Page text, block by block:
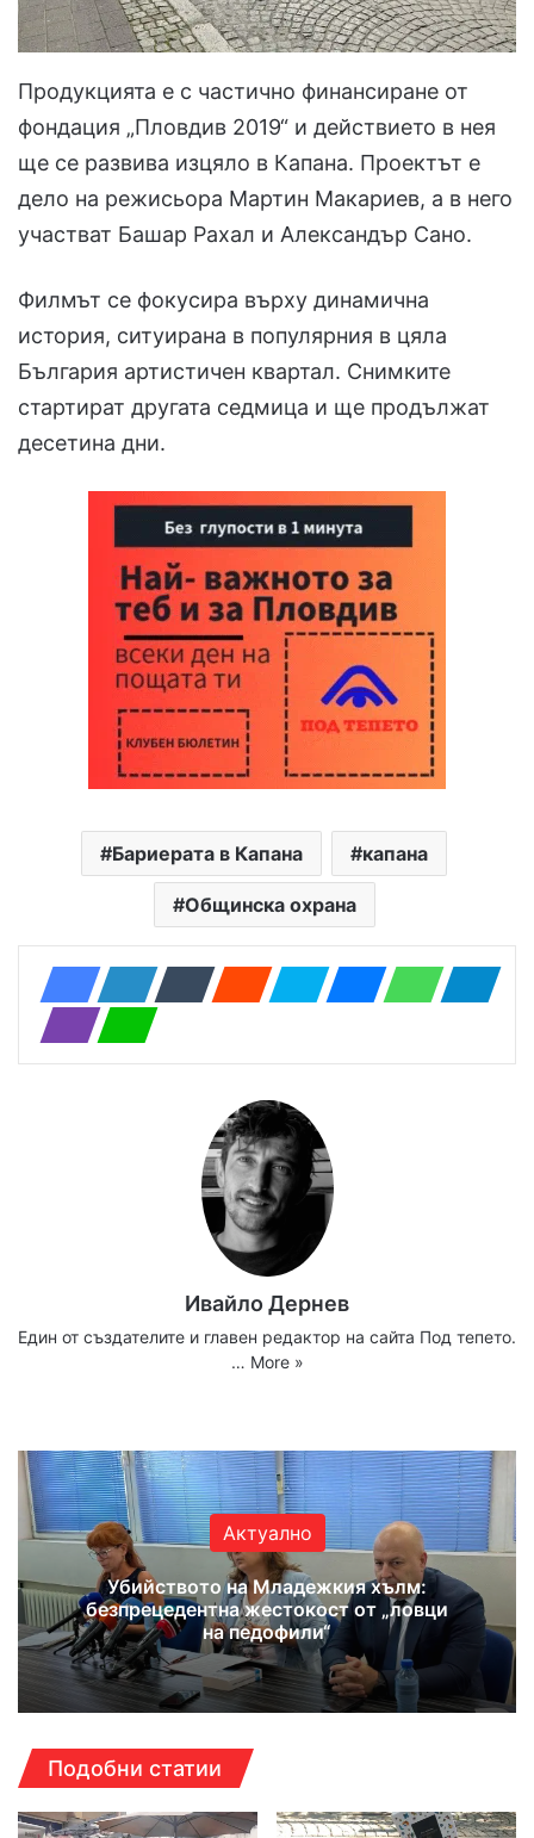
Продукцията е с частично финансиране от
фондация „Пловдив 2019“ и действието в нея
ще се развива изцяло в Капана. Проектът е
дело на режисьора Мартин Макариев, а в него
участват Башар Рахал и Александър Сано.
Филмът се фокусира върху динамична
история, ситуирана в популярния в цяла
България артистичен квартал. Снимките
стартират другата седмица и ще продължат
десетина дни.
Бариерата в Капана капана
Общинска охрана
Ивайло Дернев
Един от създателите и главен редактор на сайта Под тепето.
… More »
Актуално
Убийството на Младежкия хълм:
безпрецедентна жестокост от „ловци
на педофили“
Подобни статии